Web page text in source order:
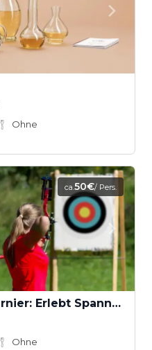
Ohne
ca.50€/ Pers.
Bogenschießen als Turnier: Erlebt Spannung und Fokus
Ohne